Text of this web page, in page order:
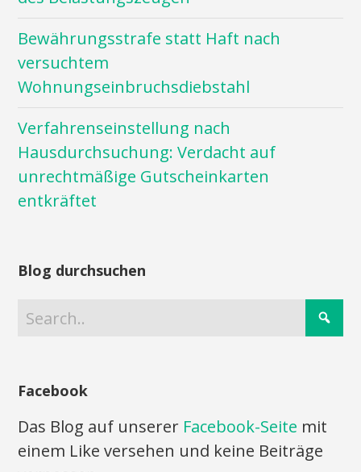
Bewährungsstrafe statt Haft nach
versuchtem
Wohnungseinbruchsdiebstahl
Verfahrenseinstellung nach
Hausdurchsuchung: Verdacht auf
unrechtmäßige Gutscheinkarten
entkräftet
Blog durchsuchen
Facebook
Das Blog auf unserer Facebook-Seite mit
einem Like versehen und keine Beiträge